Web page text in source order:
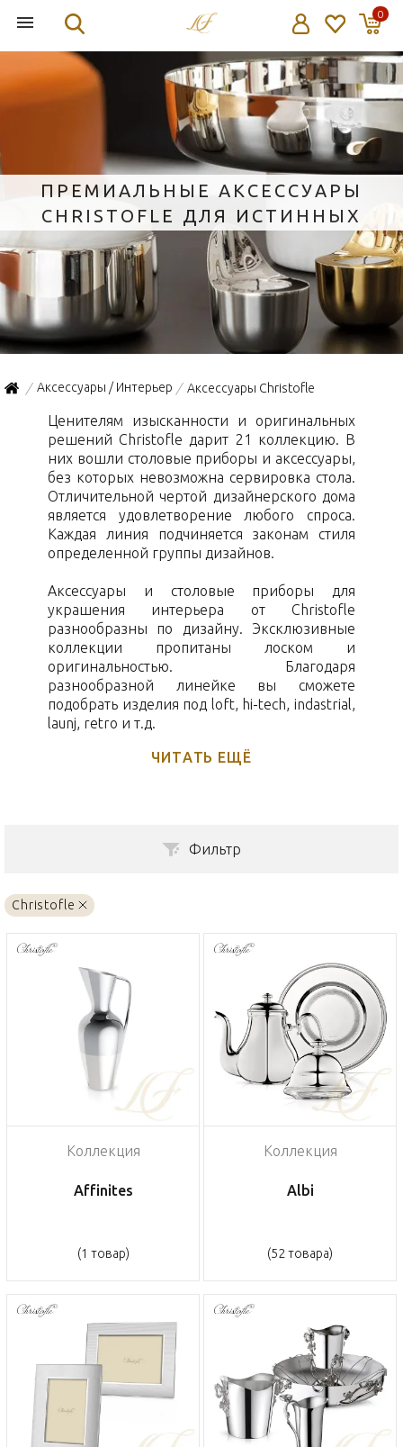
0
ПРЕМИАЛЬНЫЕ АКСЕССУАРЫ
CHRISTOFLE ДЛЯ ИСТИННЫХ
ЦЕНИТЕЛЕЙ
/ Аксессуары / Интерьер / Аксессуары Christofle
Ценителям изысканности и оригинальных
решений Christofle дарит 21 коллекцию. В
них вошли столовые приборы и аксессуары,
без которых невозможна сервировка стола.
Отличительной чертой дизайнерского дома
является удовлетворение любого спроса.
Каждая линия подчиняется законам стиля
определенной группы дизайнов.
Аксессуары и столовые приборы для
украшения интерьера от Christofle
разнообразны по дизайну. Эксклюзивные
коллекции пропитаны лоском и
оригинальностью. Благодаря
разнообразной линейке вы сможете
подобрать изделия под loft, hi-tech, indastrial,
launj, retro и т.д.
ЧИТАТЬ ЕЩЁ
Фильтр
Christofle
Коллекция
Affinites
(1 товар)
Коллекция
Albi
(52 товара)